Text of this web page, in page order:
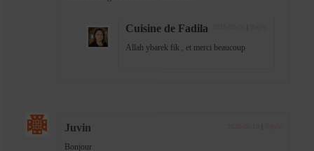
Cuisine de Fadila
Allah ybarek fik , et merci beaucoup
Juvin
Bonjour